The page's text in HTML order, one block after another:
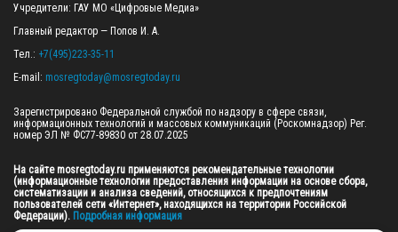
Учредители: ГАУ МО «Цифровые Медиа»
Главный редактор — Попов И. А.
Тел.: +7(495)223-35-11
E-mail: mosregtoday@mosregtoday.ru
Зарегистрировано Федеральной службой по надзору в сфере связи,
информационных технологий и массовых коммуникаций (Роскомнадзор) Рег.
номер ЭЛ № ФС77-89830 от 28.07.2025
На сайте mosregtoday.ru применяются рекомендательные технологии
(информационные технологии предоставления информации на основе сбора,
систематизации и анализа сведений, относящихся к предпочтениям
пользователей сети «Интернет», находящихся на территории Российской
Федерации). Подробная информация